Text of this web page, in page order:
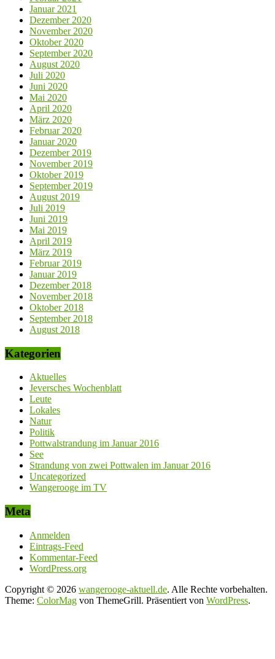
Januar 2021
Dezember 2020
November 2020
Oktober 2020
September 2020
August 2020
Juli 2020
Juni 2020
Mai 2020
April 2020
März 2020
Februar 2020
Januar 2020
Dezember 2019
November 2019
Oktober 2019
September 2019
August 2019
Juli 2019
Juni 2019
Mai 2019
April 2019
März 2019
Februar 2019
Januar 2019
Dezember 2018
November 2018
Oktober 2018
September 2018
August 2018
Kategorien
Aktuelles
Jeversches Wochenblatt
Leute
Lokales
Natur
Politik
Pottwalstrandung im Januar 2016
See
Strandung von zwei Pottwalen im Januar 2016
Uncategorized
Wangerooge im TV
Meta
Anmelden
Eintrags-Feed
Kommentar-Feed
WordPress.org
Copyright © 2026 wangerooge-aktuell.de. Alle Rechte vorbehalten.
Theme: ColorMag von ThemeGrill. Präsentiert von WordPress.